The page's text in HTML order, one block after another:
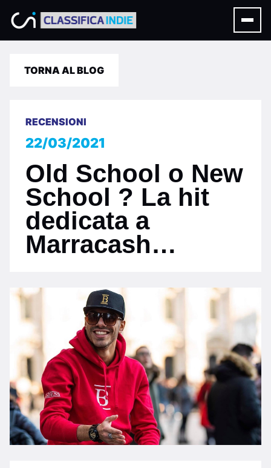
TORNA AL BLOG
RECENSIONI
22/03/2021
Old School o New
School ? La hit
dedicata a
Marracash…